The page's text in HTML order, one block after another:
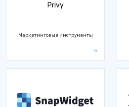
Privy
Маркетинговые инструменты